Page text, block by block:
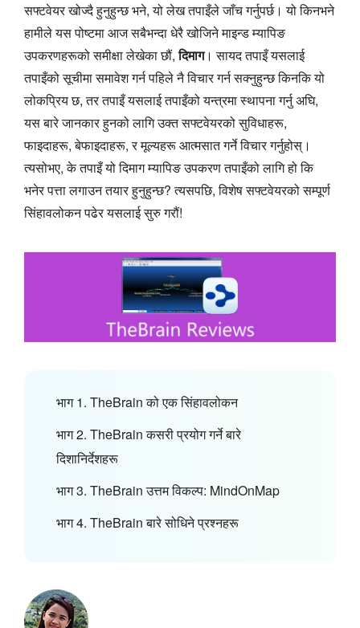
सफ्टवेयर खोज्दै हुनुहुन्छ भने, यो लेख तपाइँले जाँच गर्नुपर्छ। यो किनभने
हामीले यस पोष्टमा आज सबैभन्दा धेरै खोजिने माइन्ड म्यापिङ
उपकरणहरूको समीक्षा लेखेका छौं,दिमाग। सायद तपाइँ यसलाई
तपाइँको सूचीमा समावेश गर्न पहिले नै विचार गर्न सक्नुहुन्छ किनकि यो
लोकप्रिय छ, तर तपाइँ यसलाई तपाइँको यन्त्रमा स्थापना गर्नु अघि,
यस बारे जानकार हुनको लागि उक्त सफ्टवेयरको सुविधाहरू,
फाइदाहरू, बेफाइदाहरू, र मूल्यहरू आत्मसात गर्ने विचार गर्नुहोस्।
त्यसोभए, के तपाइँ यो दिमाग म्यापिङ उपकरण तपाइँको लागि हो कि
भनेर पत्ता लगाउन तयार हुनुहुन्छ? त्यसपछि, विशेष सफ्टवेयरको सम्पूर्ण
सिंहावलोकन पढेर यसलाई सुरु गरौं!
भाग 1. TheBrain को एक सिंहावलोकन
भाग 2. TheBrain कसरी प्रयोग गर्ने बारे
दिशानिर्देशहरू
भाग 3. TheBrain उत्तम विकल्प: MindOnMap
भाग 4. TheBrain बारे सोधिने प्रश्नहरू